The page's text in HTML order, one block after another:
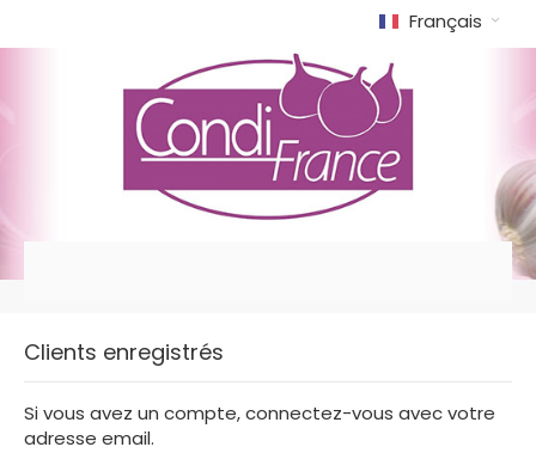
Français
contenu
Clients enregistrés
Si vous avez un compte, connectez-vous avec votre
adresse email.